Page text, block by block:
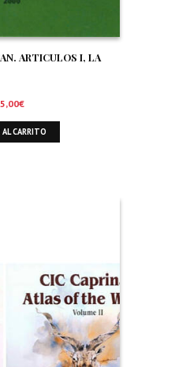
ARTICULOS I, LA
€
CARRITO